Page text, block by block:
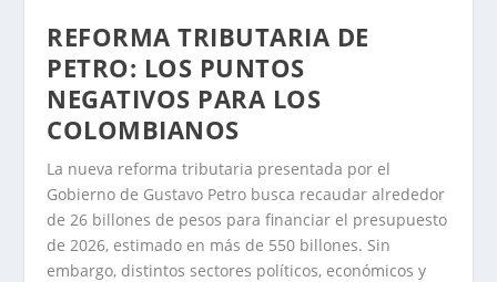
REFORMA TRIBUTARIA DE
PETRO: LOS PUNTOS
NEGATIVOS PARA LOS
COLOMBIANOS
La nueva reforma tributaria presentada por el
Gobierno de Gustavo Petro busca recaudar alrededor
de 26 billones de pesos para financiar el presupuesto
de 2026, estimado en más de 550 billones. Sin
embargo, distintos sectores políticos, económicos y